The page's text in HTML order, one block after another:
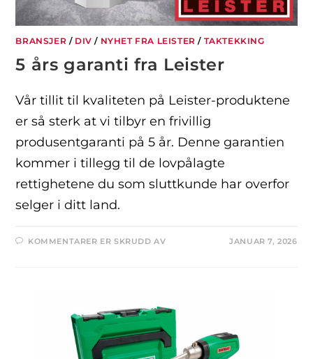
BRANSJER / DIV / NYHET FRA LEISTER / TAKTEKKING
5 års garanti fra Leister
Vår tillit til kvaliteten på Leister-produktene
er så sterk at vi tilbyr en frivillig
produsentgaranti på 5 år. Denne garantien
kommer i tillegg til de lovpålagte
rettighetene du som sluttkunde har overfor
selger i ditt land.
KOMMENTARER ER SKRUDD AV JANUAR 7, 2026